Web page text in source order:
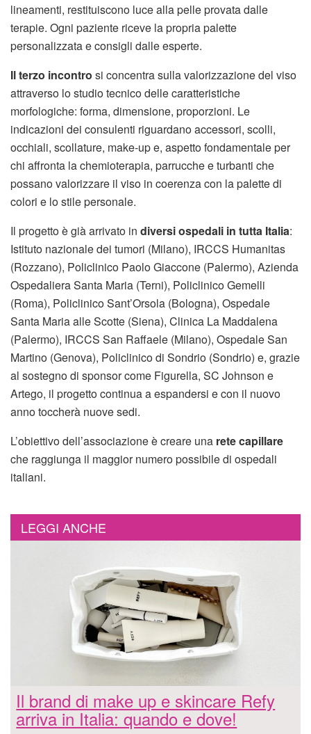
lineamenti, restituiscono luce alla pelle provata dalle
terapie. Ogni paziente riceve la propria palette
personalizzata e consigli dalle esperte.
Il terzo incontro si concentra sulla valorizzazione del viso
attraverso lo studio tecnico delle caratteristiche
morfologiche: forma, dimensione, proporzioni. Le
indicazioni dei consulenti riguardano accessori, scolli,
occhiali, scollature, make-up e, aspetto fondamentale per
chi affronta la chemioterapia, parrucche e turbanti che
possano valorizzare il viso in coerenza con la palette di
colori e lo stile personale.
Il progetto è già arrivato in diversi ospedali in tutta Italia:
Istituto nazionale dei tumori (Milano), IRCCS Humanitas
(Rozzano), Policlinico Paolo Giaccone (Palermo), Azienda
Ospedaliera Santa Maria (Terni), Policlinico Gemelli
(Roma), Policlinico Sant’Orsola (Bologna), Ospedale
Santa Maria alle Scotte (Siena), Clinica La Maddalena
(Palermo), IRCCS San Raffaele (Milano), Ospedale San
Martino (Genova), Policlinico di Sondrio (Sondrio) e, grazie
al sostegno di sponsor come Figurella, SC Johnson e
Artego, il progetto continua a espandersi e con il nuovo
anno toccherà nuove sedi.
L’obiettivo dell’associazione è creare una rete capillare
che raggiunga il maggior numero possibile di ospedali
italiani.
LEGGI ANCHE
Il brand di make up e skincare Refy
arriva in Italia: quando e dove!